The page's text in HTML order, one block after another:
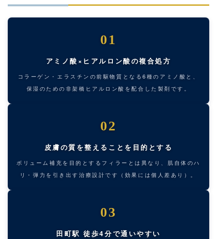
01
アミノ酸×ヒアルロン酸の複合処方
コラーゲン・エラスチンの前駆物質となる6種のアミノ酸と、
保湿のための非架橋ヒアルロン酸を配合した製剤です。
02
皮膚の質を整えることを目的とする
ボリューム補充を目的とするフィラーとは異なり、肌自体のハ
リ・弾力を引き出す治療設計です（効果には個人差あり）。
03
田町駅 徒歩4分で通いやすい